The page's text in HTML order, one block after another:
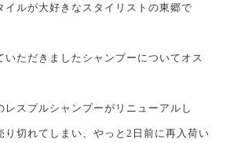
イルが大好きなスタイリストの東郷で
いただきましたシャンプーについてオス
レスプルシャンプーがリニューアルし
り切れてしまい、やっと2日前に再入荷い